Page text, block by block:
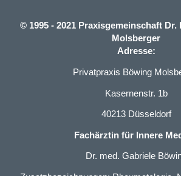
© 1995 - 2021 Praxisgemeinschaft
Molsberger
Adresse:
Privatpraxis Böwing
Kasernenstr. 1b
40213 Düsseldorf
Fachärztin für Innere
Dr. med. Gabriele